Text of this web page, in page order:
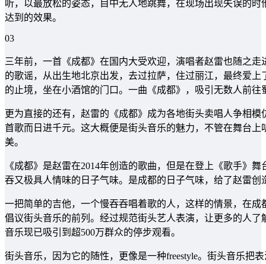
听，以最放松的姿态，目中无人地跳舞，在现场出现失误的
达到的效果。
03
三年前，一首《成都》在国内大受欢迎，演唱者赵雷也随之
的歌谣，从出生地北京出发，去过拉萨，住过丽江，最终爱
的止境，坐在小酒馆的门口。一曲《成都》，吸引无数人前
更为直接的还有，赵雷的《成都》成为各地街头卖唱人争相
首歌而日进千元。这大概便是街头音乐的魅力，不管在舞台
美。
《成都》是赵雷在2014年创造的歌曲，但是在登上《歌手》
吞又极具人情味的日子气味。是成都的日子气味，给了赵雷
一把简单的吉他，一个慢吞吞唱着歌的人，这样的情景，在
倡议街头音乐的前列。经过规范街头艺人表演，让更多的人
音乐现已吸引到超500万群众的停步观看。
街头音乐，因为它的随性，更像是一种freestyle。街头音乐把